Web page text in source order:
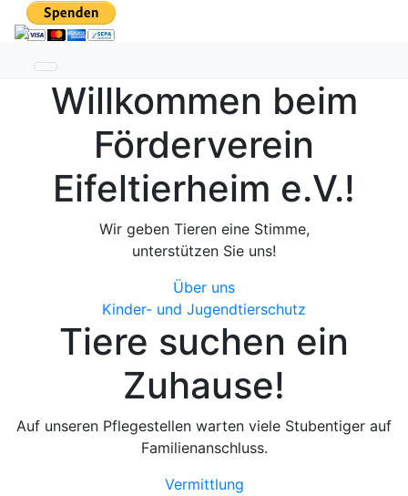
Toggle navigation
Willkommen beim
Förderverein
Eifeltierheim e.V.!
Wir geben Tieren eine Stimme,
unterstützen Sie uns!
Über uns
Kinder- und Jugendtierschutz
Tiere suchen ein
Zuhause!
Auf unseren Pflegestellen warten viele Stubentiger auf
Familienanschluss.
Vermittlung